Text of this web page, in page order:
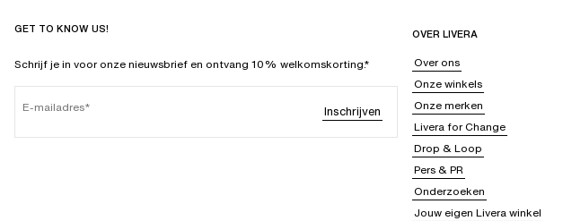
GET TO KNOW US!
Schrijf je in voor onze nieuwsbrief en ontvang 10% welkomskorting.*
E-mailadres Inschrijven
OVER LIVERA
Over ons
Onze winkels
Onze merken
Livera for Change
Drop & Loop
Pers & PR
Onderzoeken
Jouw eigen Livera winkel